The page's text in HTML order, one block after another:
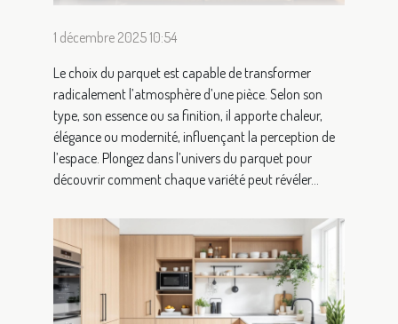
1 décembre 2025 10:54
Le choix du parquet est capable de transformer
radicalement l’atmosphère d’une pièce. Selon son
type, son essence ou sa finition, il apporte chaleur,
élégance ou modernité, influençant la perception de
l’espace. Plongez dans l’univers du parquet pour
découvrir comment chaque variété peut révéler...